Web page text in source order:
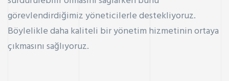
görevlendirdiğimiz yöneticilerle destekliyoruz.
Böylelikle daha kaliteli bir yönetim hizmetinin ortaya
çıkmasını sağlıyoruz.